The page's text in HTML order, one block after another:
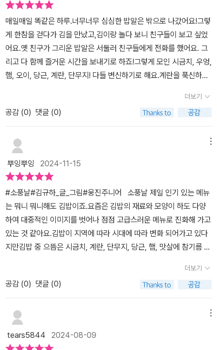
요.음식을 통해 누군가를 기억하는 것도 특별한 것 같아요.<소풍날>
의 이야기의 시작은 취사 완료 알림의 속표제지부터 시작되지요.밥알
하나가 밥솥을 탈출해 김밥 김을 만나 옛 친구들을 그리워하지요.그
리운 친구들을 하나 둘 불러 모으더니 썰고, 자르고, 데치고, 부치며
준비 과정을 끝내요.그리고 김밥 김 위에 밥알들을 눕히고 가위바위
보를 하며 재료들이 하나씩 눕네요.리듬에 맞춰 돌돌 돌 말아보지만
시 도전해서 멋진 김밥이 완성되지요.<소풍날>은 김밥의 재료 하나,
하나 준비부터 김밥 말기 완성 과정까지자세하게 장면들이 묘사되어
서 일반적인 그림책의 페이지보다 훨씬 많아요.과정이 생략되거나 뭉
뚱그리며 대략적인 묘사가 아니라서 장면마다 즐거움이 가득해요.소
풍날 만날 수 있는 김밥의 고소한 참기름 향이 그림책 책장이 넘어갈
때마다 진동을 하네요.- 웅진주니어 그림책상 -2017년 문을 연 '웅진
주니어 그림책상'은 어른과 아이 모두의 가슴을 두드리는 질문과 위
로와 치유의 힘을 가진 상상력을 품은 그림책을 기다립니다.기존의
통념을 벗어던진 새로운 방향을 모색하고 작가만의 단단한 개성을 가
진 작품을 발굴하여 독자에게 다채로운 예술의 감동을 선사합니다.-
내용 출처 : 출판사 웅진주니어 홈페이지 내용 중2022년 6회의 수상
작 중 김규하 작가님의 <소풍날>만 출간되었네요.다른 작품들도 빨
책상이 8월 31일까지 공모 중이네요.- <소풍날> 스토리보드와 더미
북 -<소풍날>의 스토리보드와 더미북이 작가님의 SNS에 올라왔네
요.출간된 그림책과는 너무 다른 표지라서 내용이 더 궁금해지네요.
코로나가 심할 때 구상해서 만들었던 작업인데 책으로 나온 게 신기
m.com/gyu2267/김규하 작가님 인터뷰 : https://m.blog.naver.
하신 분들은 책을 통해 만나보시길 바랍니다.​“다녀오겠습니다!”마지
막 밥풀의 한마디!!!이 한마디에 담긴 깊은 의미를 탁! 깨닫게 되더라
구요.말은 단순히 소풍을 떠나는 인사를 넘어, 서로를 위해 정성을 다
해 준비한 과정의 마무리이자, 새로운 시작을 알리는 그 순간!! 그 설
레는 순간이 느껴지더라구요.읽는 내내 웃음과 따스함이 느껴졌습니
다.그리고 '톡톡','지글지글'과 같이 의성어와 의태어가 많이 나와 읽는
재미와 생동감을 느낄수있고한글을 배우고 있는 아이에게도 너무 좋
을것같습니다.김밥이라는 친숙한 소재로 이렇게 표현을 할수있다
의해 작성했습니다]
매일매일 똑같은 하루.너무너무 심심한 밥알은 밖으로 나갔어요!그렇
게 한참을 걷다가 김을 만났고,김이랑 놀다 보니 친구들이 보고 싶었
어요.옛 친구가 그리운 밥알은 서둘러 친구들에게 전화를 했어요. 그
리고 다 함께 즐거운 시간을 보내기로 하죠!그렇게 모인 시금치, 우엉,
햄, 오이, 당근, 계란, 단무지! 다들 변신하기로 해요.계란을 푹신하게
당근은 싹둑싹둑...이제 밥풀 친구들을 불러 보아요!!김밥이 되는 과정
을 이렇게나 귀엽고사랑스럽게 그려냈다니! 특히 재미있는 의성어와
의태어가 이야기에 흥미를 돋우네요.우리 막내는 캐릭터들의 다채로
운말 글이 특히 재미있었다고 해요!아이들을 위해 정성스럽게 만들었
던 김밥! 사실 그 안에 담긴 따뜻한 마음 덕분에김밥이 더욱 맛있었던
건 아닐까 싶어요.유쾌하면서 재미있는 이야기를 통해소풍의 즐거움
을 떠올려 봐도 좋겠어요.
더보기
공감 (0) 댓글 (0)
뿌잉뿌잉 2024-11-15
#소풍날#김규하_글_그림#웅진주니어 소풍날 제일 인기 있는 메뉴
는 뭐니 뭐니해도 김밥이죠.요즘은 김밥의 재료와 모양이 하도 다양
하여 대중적인 이미지를 벗어나 점점 고급스러운 메뉴로 진화해 가고
있는 것 같아요.김밥이 지역에 따라 시대에 따라 변화 되어가고 있다
지만김밥 중 으뜸은 시금치, 계란, 단무지, 당근, 햄, 맛살에 참기름 솔
을 가득 채운 밥알들이 나오는데 하나하나 표정들이 다 달라 뜯어보
는 재미가 있네요.그 많은 밥알들에게 표정을 입혀주신 작가님 대단
하세요.그리고 각 재료들의 캐릭터들이 살아 있어요,김 위에 수 많은
밥알 깔아드리면우아한 우엉 아씨 입장,통통 튀는 햄이 뛰어 들고,졸
프 실력 갖춘 당근도 당근당근,곧이어 계란 이불 덮으면?아차, 울고
더보기
공감 (0) 댓글 (0)
tears5844 2024-08-09